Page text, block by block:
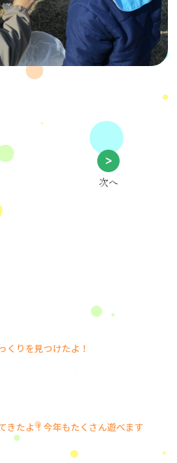
次へ
くりを見つけたよ！
きたよ！今年もたくさん遊べます